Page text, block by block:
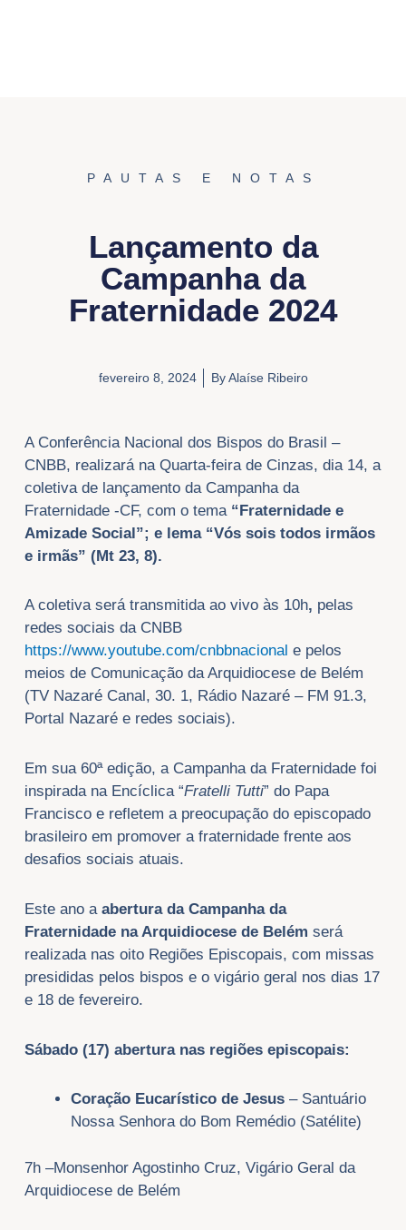
PAUTAS E NOTAS
Lançamento da
Campanha da
Fraternidade 2024
fevereiro 8, 2024 ByAlaíse Ribeiro
A Conferência Nacional dos Bispos do Brasil –
CNBB, realizará na Quarta-feira de Cinzas, dia 14, a
coletiva de lançamento da Campanha da
Fraternidade -CF, com o tema “Fraternidade e
Amizade Social”; e lema “Vós sois todos irmãos
e irmãs” (Mt 23, 8).
A coletiva será transmitida ao vivo às 10h, pelas
redes sociais da CNBB
https://www.youtube.com/cnbbnacional e pelos
meios de Comunicação da Arquidiocese de Belém
(TV Nazaré Canal, 30. 1, Rádio Nazaré – FM 91.3,
Portal Nazaré e redes sociais).
Em sua 60ª edição, a Campanha da Fraternidade foi
inspirada na Encíclica “Fratelli Tutti” do Papa
Francisco e refletem a preocupação do episcopado
brasileiro em promover a fraternidade frente aos
desafios sociais atuais.
Este ano a abertura da Campanha da
Fraternidade na Arquidiocese de Belém será
realizada nas oito Regiões Episcopais, com missas
presididas pelos bispos e o vigário geral nos dias 17
e 18 de fevereiro.
Sábado (17) abertura nas regiões episcopais:
Coração Eucarístico de Jesus– Santuário
Nossa Senhora do Bom Remédio (Satélite)
7h –Monsenhor Agostinho Cruz, Vigário Geral da
Arquidiocese de Belém